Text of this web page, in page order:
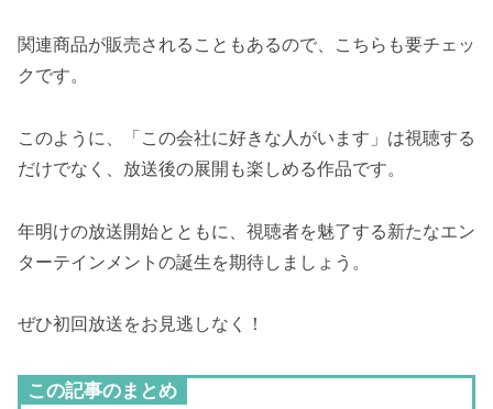
関連商品が販売されることもあるので、こちらも要チェッ
クです。
このように、「この会社に好きな人がいます」は視聴する
だけでなく、放送後の展開も楽しめる作品です。
年明けの放送開始とともに、視聴者を魅了する新たなエン
ターテインメントの誕生を期待しましょう。
ぜひ初回放送をお見逃しなく！
この記事のまとめ